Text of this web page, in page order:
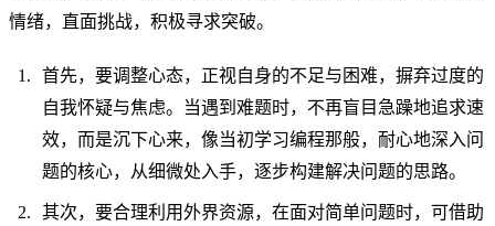
情绪，直面挑战，积极寻求突破。
首先，要调整心态，正视自身的不足与困难，摒弃过度的
自我怀疑与焦虑。当遇到难题时，不再盲目急躁地追求速
效，而是沉下心来，像当初学习编程那般，耐心地深入问
题的核心，从细微处入手，逐步构建解决问题的思路。
其次，要合理利用外界资源，在面对简单问题时，可借助